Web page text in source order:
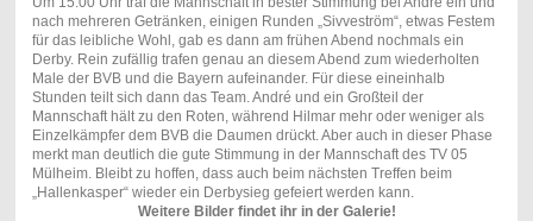
nach mehreren Getränken, einigen Runden „Sivveström“, etwas Festem
für das leibliche Wohl, gab es dann am frühen Abend nochmals ein
Derby. Rein zufällig trafen genau an diesem Abend zum wiederholten
Male der BVB und die Bayern aufeinander. Für diese eineinhalb
Stunden teilt sich dann das Team. André und ein Großteil der
Mannschaft hält zu den Roten, während Hilmar mehr oder weniger als
Einzelkämpfer dem BVB die Daumen drückt. Aber auch in dieser Phase
merkt man deutlich die gute Stimmung in der Mannschaft des TV 05
Mülheim. Bleibt zu hoffen, dass auch beim nächsten Treffen beim
„Hallenkasper“ wieder ein Derbysieg gefeiert werden kann.
Weitere Bilder findet ihr in der Galerie!